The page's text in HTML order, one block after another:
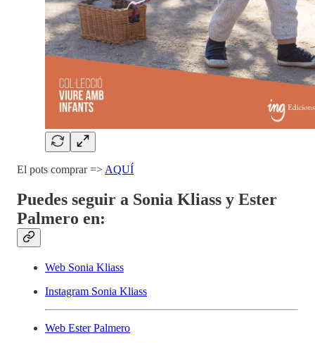
El pots comprar => AQUÍ
Puedes seguir a Sonia Kliass y Ester
Palmero en:
Web Sonia Kliass
Instagram Sonia Kliass
Web Ester Palmero